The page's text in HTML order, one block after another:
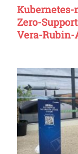
Zero-
Vera-